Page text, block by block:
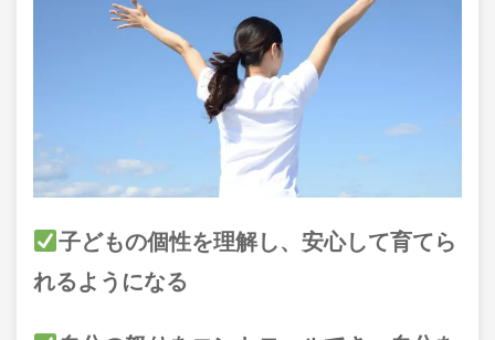
子どもの個性を理解し、安心して育てら
れるようになる